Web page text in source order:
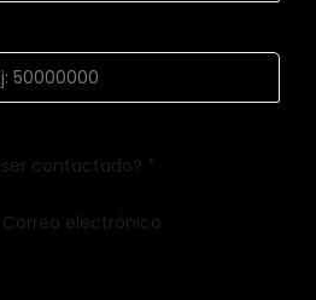
contactado? *
Correo electrónico